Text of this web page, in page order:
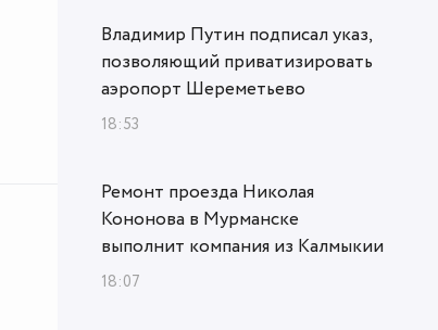
Владимир Путин подписал указ,
позволяющий приватизировать
аэропорт Шереметьево
18:53
Ремонт проезда Николая
Кононова в Мурманске
выполнит компания из Калмыкии
18:07